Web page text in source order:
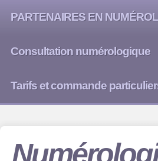
PARTENAIRES EN
Consultation numérologique
Tarifs et commande